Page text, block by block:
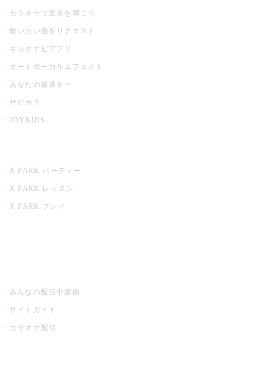
カラオケで楽器を弾こう
歌いたい曲をリクエスト
キョクナビアプリ
オートボーカルエフェクト
あなたの最適キー
サビカラ
JOYKIDS
X PARK パーティー
X PARK レッスン
X PARK プレイ
みんなの配信中楽曲
サイトガイド
カラオケ配信